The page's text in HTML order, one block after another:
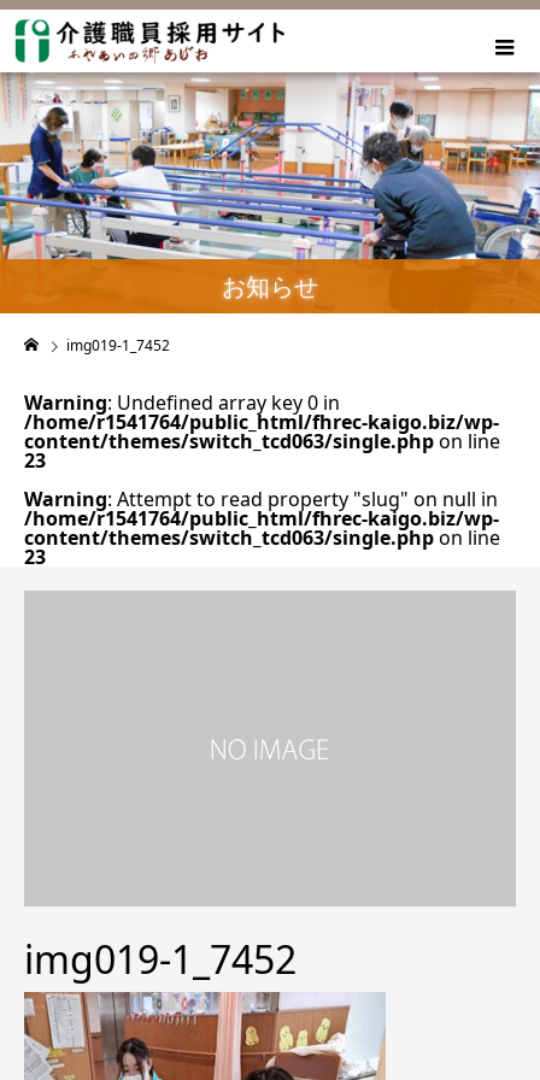
お知らせ
img019-1_7452
Warning: Undefined array key 0 in
/home/r1541764/public_html/fhrec-kaigo.biz/wp-
content/themes/switch_tcd063/single.phpon line
23
Warning: Attempt to read property "slug" on null in
/home/r1541764/public_html/fhrec-kaigo.biz/wp-
content/themes/switch_tcd063/single.phpon line
23
img019-1_7452